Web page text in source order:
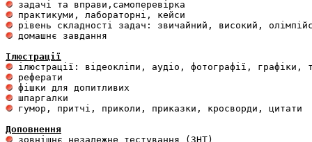
домашнє завдання
Ілюстрації
гумор, притчі, приколи, приказки, кросворди, цитати
Доповнення